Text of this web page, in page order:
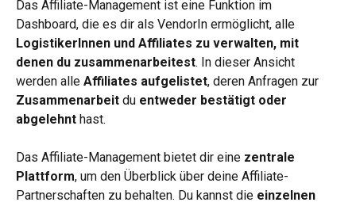
Das Affiliate-Management ist eine Funktion im
Dashboard, die es dir als VendorIn ermöglicht, alle
LogistikerInnen und Affiliates zu verwalten, mit
denen du zusammenarbeitest. In dieser Ansicht
werden alle Affiliates aufgelistet, deren Anfragen zur
Zusammenarbeit du entweder bestätigt oder
abgelehnt hast.
Das Affiliate-Management bietet dir eine zentrale
Plattform, um den Überblick über deine Affiliate-
Partnerschaften zu behalten. Du kannst die einzelnen